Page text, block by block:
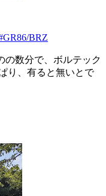
BRZ
の数分で、ボルテック
り、有ると無いとで